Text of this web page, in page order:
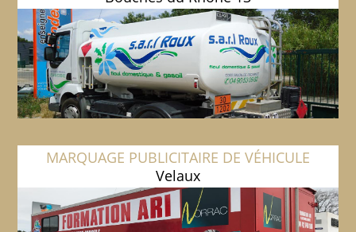
MARQUAGE PUBLICITAIRE DE VÉHICULE
Velaux